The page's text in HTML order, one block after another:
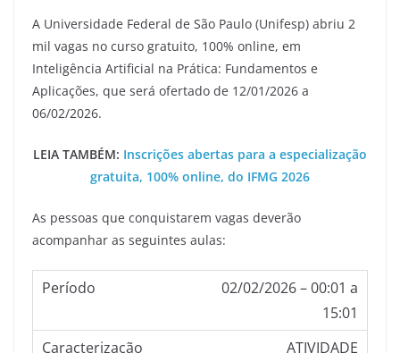
A Universidade Federal de São Paulo (Unifesp) abriu 2
mil vagas no curso gratuito, 100% online, em
Inteligência Artificial na Prática: Fundamentos e
Aplicações, que será ofertado de 12/01/2026 a
06/02/2026.
LEIA TAMBÉM: Inscrições abertas para a especialização
gratuita, 100% online, do IFMG 2026
As pessoas que conquistarem vagas deverão
acompanhar as seguintes aulas:
02/02/2026 – 00:01 a
15:01
ATIVIDADE